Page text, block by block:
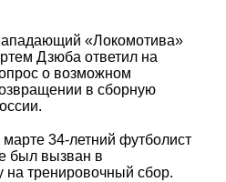
«Локомотива»
Дзюба ответил на
о возможном
в сборную
марте 34-летний футболист
был вызван в
на тренировочный сбор.